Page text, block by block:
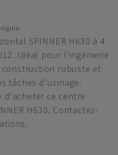
SPINNER H630 à 4
Idéal pour l'ingénierie
robuste et
tâches d'usinage.
ce centre
H630. Contactez-